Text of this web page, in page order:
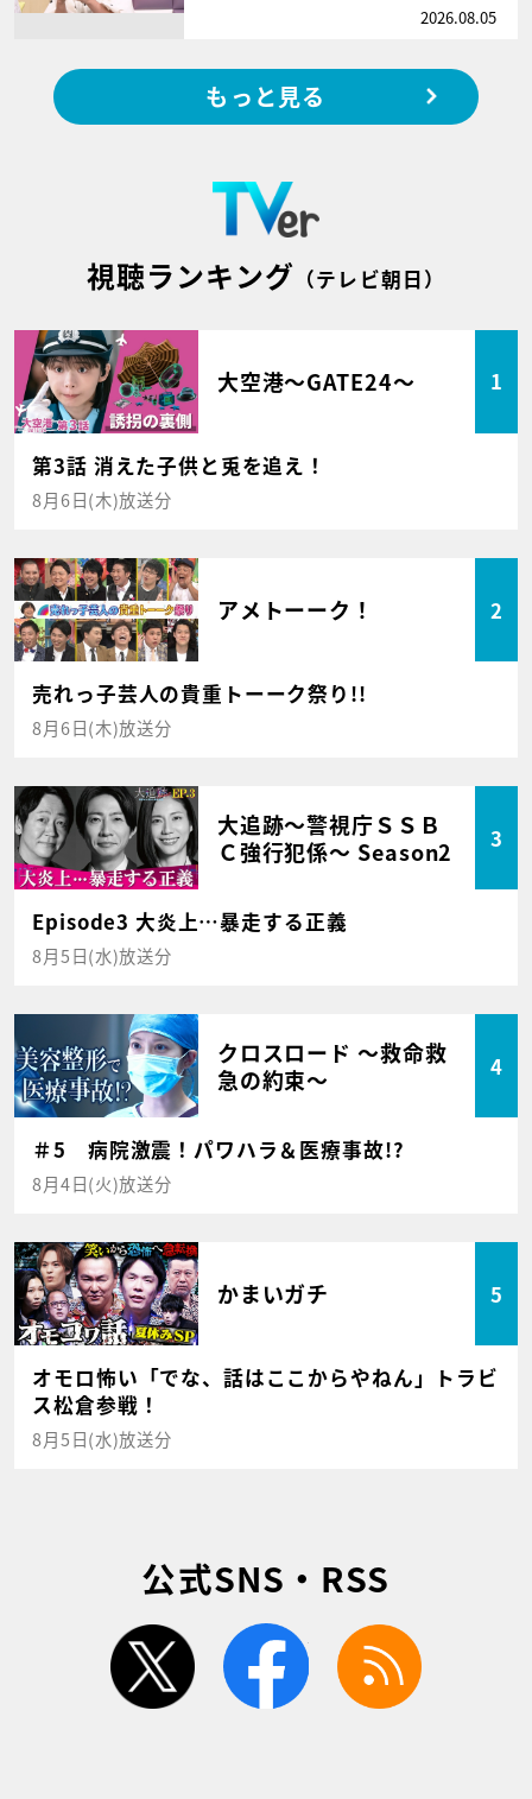
2026.08.05
もっと見る
視聴ランキング （テレビ朝日）
大空港～GATE24～ 1
第3話 消えた子供と兎を追え！
8月6日(木)放送分
アメトーーク！ 2
売れっ子芸人の貴重トーーク祭り!!
8月6日(木)放送分
大追跡～警視庁ＳＳＢ
Ｃ強行犯係～ Season2
3
Episode3 大炎上…暴走する正義
8月5日(水)放送分
クロスロード ～救命救
急の約束～
4
＃5 病院激震！パワハラ＆医療事故!?
8月4日(火)放送分
かまいガチ 5
オモロ怖い「でな、話はここからやねん」トラビ
ス松倉参戦！
8月5日(水)放送分
公式SNS・RSS
twitter facebook